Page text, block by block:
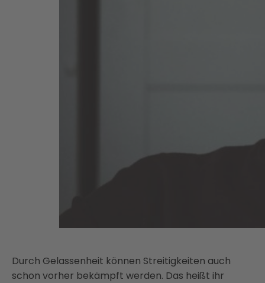
Durch Gelassenheit können Streitigkeiten auch
schon vorher bekämpft werden. Das heißt ihr